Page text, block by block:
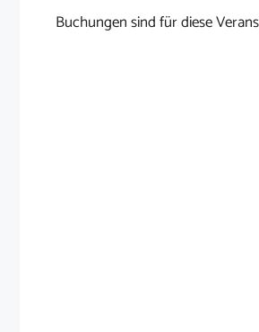
Buchungen sind für diese